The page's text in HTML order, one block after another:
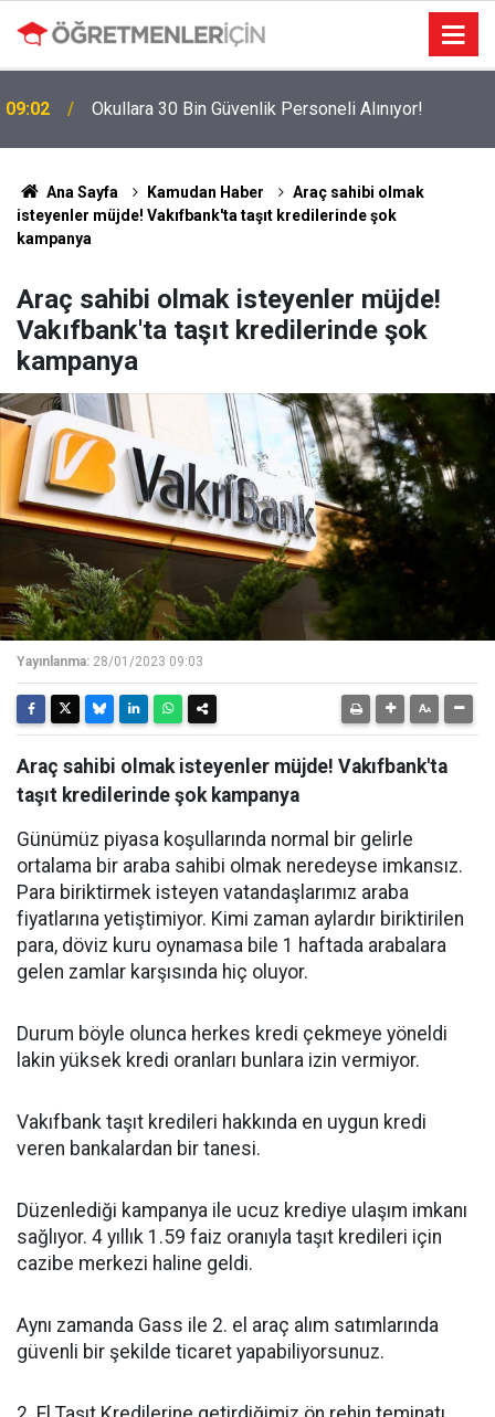
19:01
Öncelik Hangi Alanın Oldu?
Ana Sayfa Kamudan Haber
Araç sahibi olmak
isteyenler müjde! Vakıfbank'ta taşıt kredilerinde şok
kampanya
Araç sahibi olmak isteyenler müjde!
Vakıfbank'ta taşıt kredilerinde şok
kampanya
Yayınlanma: 28/01/2023 09:03
Araç sahibi olmak isteyenler müjde! Vakıfbank'ta
taşıt kredilerinde şok kampanya
Günümüz piyasa koşullarında normal bir gelirle
ortalama bir araba sahibi olmak neredeyse imkansız.
Para biriktirmek isteyen vatandaşlarımız araba
fiyatlarına yetiştimiyor. Kimi zaman aylardır biriktirilen
para, döviz kuru oynamasa bile 1 haftada arabalara
gelen zamlar karşısında hiç oluyor.
Durum böyle olunca herkes kredi çekmeye yöneldi
lakin yüksek kredi oranları bunlara izin vermiyor.
Vakıfbank taşıt kredileri hakkında en uygun kredi
veren bankalardan bir tanesi.
Düzenlediği kampanya ile ucuz krediye ulaşım imkanı
sağlıyor. 4 yıllık 1.59 faiz oranıyla taşıt kredileri için
cazibe merkezi haline geldi.
Aynı zamanda Gass ile 2. el araç alım satımlarında
güvenli bir şekilde ticaret yapabiliyorsunuz.